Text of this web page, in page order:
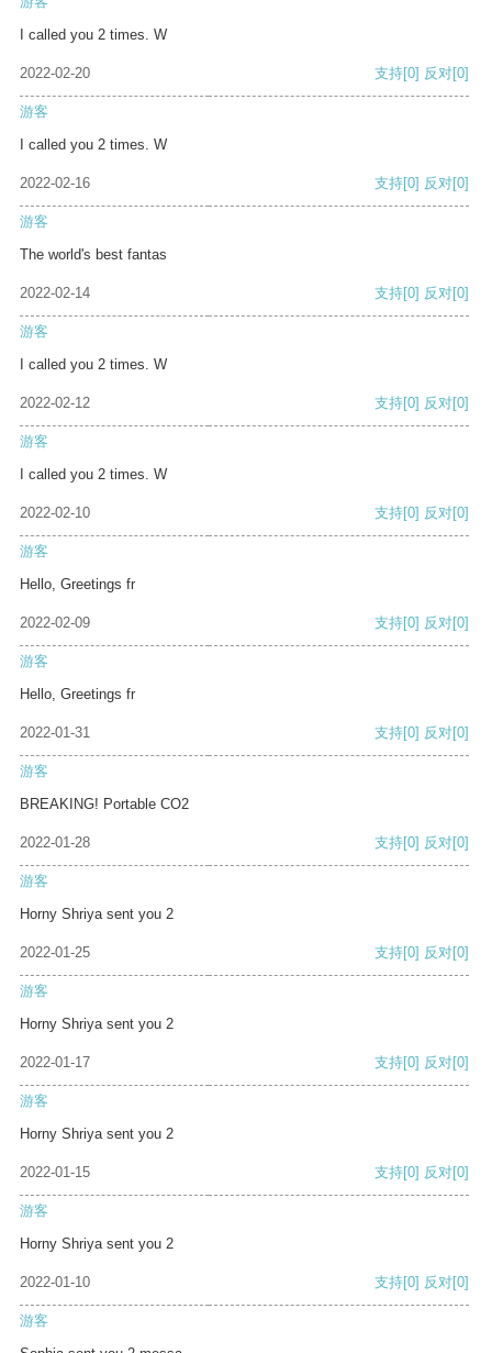
I called you 2 times. W
2022-02-20 支持[0] 反对[0]
游客
I called you 2 times. W
2022-02-16 支持[0] 反对[0]
游客
The world's best fantas
2022-02-14 支持[0] 反对[0]
游客
I called you 2 times. W
2022-02-12 支持[0] 反对[0]
游客
I called you 2 times. W
2022-02-10 支持[0] 反对[0]
游客
Hello, Greetings fr
2022-02-09 支持[0] 反对[0]
游客
Hello, Greetings fr
2022-01-31 支持[0] 反对[0]
游客
BREAKING! Portable CO2
2022-01-28 支持[0] 反对[0]
游客
Horny Shriya sent you 2
2022-01-25 支持[0] 反对[0]
游客
Horny Shriya sent you 2
2022-01-17 支持[0] 反对[0]
游客
Horny Shriya sent you 2
2022-01-15 支持[0] 反对[0]
游客
Horny Shriya sent you 2
2022-01-10 支持[0] 反对[0]
游客